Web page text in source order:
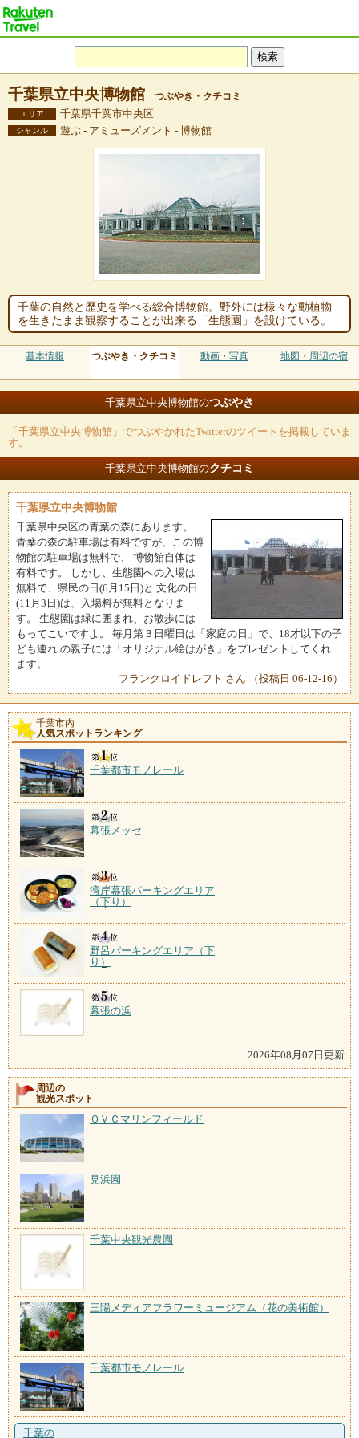
千葉県立中央博物館 つぶやき・クチコミ
エリア 千葉県千葉市中央区
ジャンル 遊ぶ - アミューズメント - 博物館
千葉の自然と歴史を学べる総合博物館。野外には様々な動植物
を生きたまま観察することが出来る「生態園」を設けている。
基本情報 つぶやき・クチコミ 動画・写真 地図・周辺の宿
千葉県立中央博物館のつぶやき
「千葉県立中央博物館」でつぶやかれたTwitterのツイートを掲載していま
す。
千葉県立中央博物館のクチコミ
千葉県立中央博物館
千葉県中央区の青葉の森にあります。
青葉の森の駐車場は有料ですが、この博
物館の駐車場は無料で、 博物館自体は
有料です。 しかし、生態園への入場は
無料で、県民の日(6月15日)と 文化の日
(11月3日)は、入場料が無料となりま
す。 生態園は緑に囲まれ、お散歩には
もってこいですよ。 毎月第３日曜日は「家庭の日」で、18才以下の子
ども連れ の親子には「オリジナル絵はがき」をプレゼントしてくれ
ます。
フランクロイドレフト さん （投稿日 06-12-16）
千葉市内
人気スポットランキング
千葉都市モノレール
幕張メッセ
湾岸幕張パーキングエリア
（下り）
野呂パーキングエリア（下
り）
幕張の浜
2026年08月07日更新
周辺の
観光スポット
ＱＶＣマリンフィールド
見浜園
千葉中央観光農園
三陽メディアフラワーミュージアム（花の美術館）
千葉都市モノレール
千葉の